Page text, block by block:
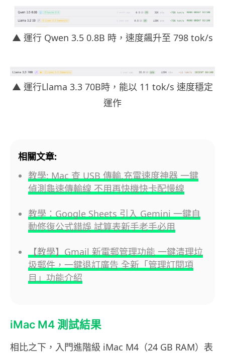
▲ 運行 Qwen 3.5 0.8B 時，速度飆升至 798 tok/s
▲ 運行Llama 3.3 70B時，能以 11 tok/s 速度穩定
運作
相關文章:
教學: Mac 查 USB 傳輸,充電速度神器 一鍵
偵測龜速傳輸線 不用再快機快卡配慢線
教學：Google Sheets 引入 Gemini 一鍵自
動修復公式錯誤 試算表新手老手必用
【教學】Gmail 新電郵管理功能 一鍵清理垃
圾郵件，一鍵退訂廣告 全新「管理訂閱項
目」功能介紹
iMac M4 測試結果
相比之下，入門進階級 iMac M4（24 GB RAM）表